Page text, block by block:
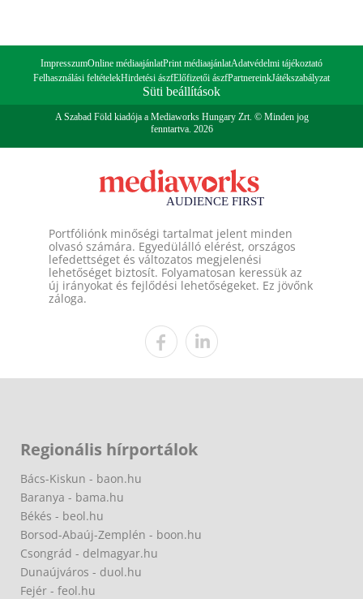
ImpresszumOnline médiaajánlatPrint médiaajánlatAdatvédelmi tájékoztató
Felhasználási feltételekHirdetési ászfElőfizetői ászfPartnereinkJátékszabályzat
Süti beállítások
A Szabad Föld kiadója a Mediaworks Hungary Zrt. © Minden jog
fenntartva. 2026
Portfóliónk minőségi tartalmat jelent minden
olvasó számára. Egyedülálló elérést, országos
lefedettséget és változatos megjelenési
lehetőséget biztosít. Folyamatosan keressük az
új irányokat és fejlődési lehetőségeket. Ez jövőnk
záloga.
Regionális hírportálok
Bács-Kiskun - baon.hu
Baranya - bama.hu
Békés - beol.hu
Borsod-Abaúj-Zemplén - boon.hu
Csongrád - delmagyar.hu
Dunaújváros - duol.hu
Fejér - feol.hu